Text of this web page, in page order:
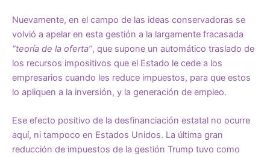
Nuevamente, en el campo de las ideas conservadoras se
volvió a apelar en esta gestión a la largamente fracasada
“teoría de la oferta”, que supone un automático traslado de
los recursos impositivos que el Estado le cede a los
empresarios cuando les reduce impuestos, para que estos
lo apliquen a la inversión, y la generación de empleo.
Ese efecto positivo de la desfinanciación estatal no ocurre
aquí, ni tampoco en Estados Unidos. La última gran
reducción de impuestos de la gestión Trump tuvo como